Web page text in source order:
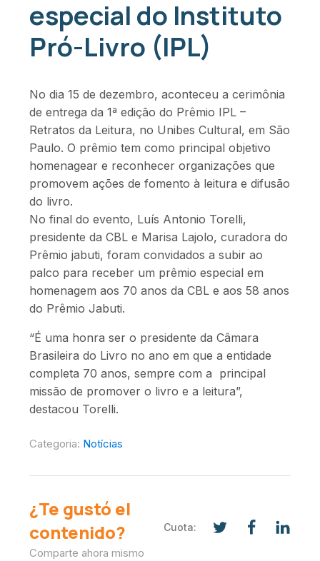
especial do Instituto
Pró-Livro (IPL)
No dia 15 de dezembro, aconteceu a cerimônia
de entrega da 1ª edição do Prêmio IPL –
Retratos da Leitura, no Unibes Cultural, em São
Paulo. O prêmio tem como principal objetivo
homenagear e reconhecer organizações que
promovem ações de fomento à leitura e difusão
do livro.
No final do evento, Luís Antonio Torelli,
presidente da CBL e Marisa Lajolo, curadora do
Prêmio jabuti, foram convidados a subir ao
palco para receber um prêmio especial em
homenagem aos 70 anos da CBL e aos 58 anos
do Prêmio Jabuti.
“É uma honra ser o presidente da Câmara
Brasileira do Livro no ano em que a entidade
completa 70 anos, sempre com a principal
missão de promover o livro e a leitura”,
destacou Torelli.
Categoria: Notícias
¿Te gustó el
contenido?
Comparte ahora mismo
Cuota: